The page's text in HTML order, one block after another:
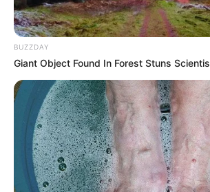
BUZZDAY
Giant Object Found In Forest Stuns